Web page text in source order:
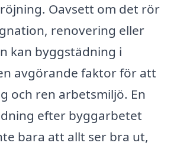
Oavsett om det rör
renovering eller
kan byggstädning i
avgörande faktor för att
och ren arbetsmiljö. En
efter byggarbetet
bara att allt ser bra ut,